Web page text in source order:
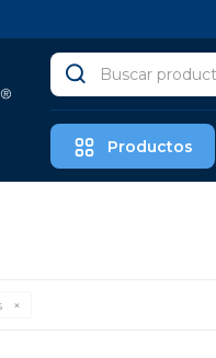
Productos